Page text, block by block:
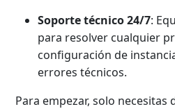
Soporte técnico 24/7:
para resolver cualquier
configuración de
errores técnicos.
Para empezar, solo necesitas